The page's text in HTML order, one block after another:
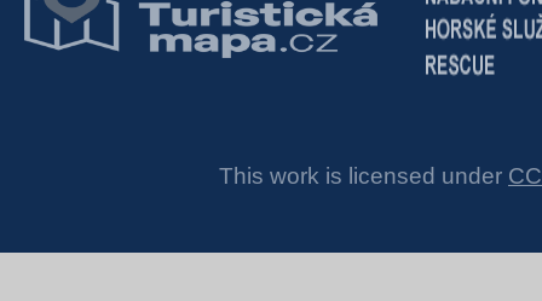
This work is licensed under